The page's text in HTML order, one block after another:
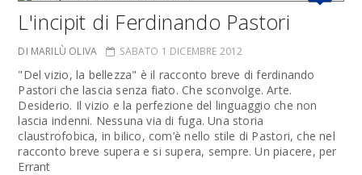
L'incipit di Ferdinando Pastori
DI MARILÙ OLIVA SABATO 1 DICEMBRE 2012
"Del vizio, la bellezza" è il racconto breve di ferdinando
Pastori che lascia senza fiato. Che sconvolge. Arte.
Desiderio. Il vizio e la perfezione del linguaggio che non
lascia indenni. Nessuna via di fuga. Una storia
claustrofobica, in bilico, com’è nello stile di Pastori, che nel
racconto breve supera e si supera, sempre. Un piacere, per
Errant